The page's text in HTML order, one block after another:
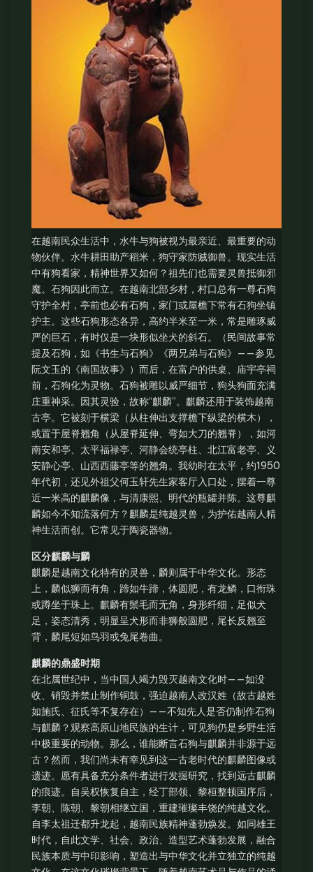
在越南民众生活中，水牛与狗被视为最亲近、最重要的动
物伙伴。水牛耕田助产稻米，狗守家防贼御兽。现实生活
中有狗看家，精神世界又如何？祖先们也需要灵兽抵御邪
魔。石狗因此而立。在越南北部乡村，村口总有一尊石狗
守护全村，亭前也必有石狗，家门或屋檐下常有石狗坐镇
护主。这些石狗形态各异，高约半米至一米，常是雕琢威
严的巨石，有时仅是一块形似坐犬的斜石。（民间故事常
提及石狗，如《书生与石狗》《两兄弟与石狗》——参见
阮文玉的《南国故事》）而后，在富户的供桌、庙宇亭祠
前，石狗化为灵物。石狗被雕以威严细节，狗头狗面充满
庄重神采。因其灵验，故称“麒麟”。麒麟还用于装饰越南
古亭。它被刻于横梁（从柱伸出支撑檐下纵梁的横木），
或置于屋脊翘角（从屋脊延伸、弯如大刀的翘脊），如河
南安和亭、太平福禄亭、河静会统亭柱、北江富老亭、义
安静心亭、山西西藤亭等的翘角。我幼时在太平，约1950
年代初，还见外祖父何玉轩先生家客厅入口处，摆着一尊
近一米高的麒麟像，与清康熙、明代的瓶罐并陈。这尊麒
麟如今不知流落何方？麒麟是纯越灵兽，为护佑越南人精
神生活而创。它常见于陶瓷器物。
区分麒麟与麟
麒麟是越南文化特有的灵兽，麟则属于中华文化。形态
上，麟似狮而有角，蹄如牛蹄，体圆肥，有龙鳞，口衔珠
或蹲坐于珠上。麒麟有鬃毛而无角，身形纤细，足似犬
足，姿态清秀，明显呈犬形而非狮般圆肥，尾长反翘至
背，麟尾短如鸟羽或兔尾卷曲。
麒麟的鼎盛时期
在北属世纪中，当中国人竭力毁灭越南文化时——如没
收、销毁并禁止制作铜鼓，强迫越南人改汉姓（故古越姓
如施氏、征氏等不复存在）——不知先人是否仍制作石狗
与麒麟？观察高原山地民族的生计，可见狗仍是乡野生活
中极重要的动物。那么，谁能断言石狗与麒麟并非源于远
古？然而，我们尚未有幸见到这一古老时代的麒麟图像或
遗迹。愿有具备充分条件者进行发掘研究，找到远古麒麟
的痕迹。自吴权恢复自主，经丁部领、黎桓整顿国序后，
李朝、陈朝、黎朝相继立国，重建璀璨丰饶的纯越文化。
自李太祖迁都升龙起，越南民族精神蓬勃焕发。如同雄王
时代，自此文学、社会、政治、造型艺术蓬勃发展，融合
民族本质与中印影响，塑造出与中华文化并立独立的纯越